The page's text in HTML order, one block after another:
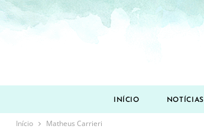
INÍCIO NOTÍCIAS
Início Matheus Carrieri